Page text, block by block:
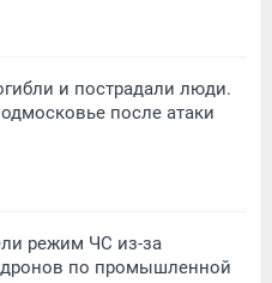
и пострадали люди.
после атаки
режим ЧС из-за
дронов по промышленной